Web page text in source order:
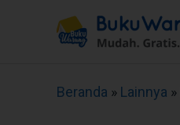
Beranda » Lainnya »